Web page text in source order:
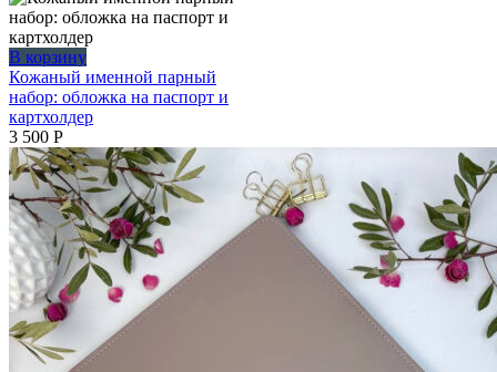
В корзину
Кожаный именной парный
набор: обложка на паспорт и
картхолдер
3 500 Р